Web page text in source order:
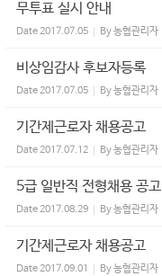
무투표 실시 안내
Date2017.07.05 By농협관리자
비상임감사 후보자등록
Date2017.07.05 By농협관리자
기간제근로자 채용공고
Date2017.07.12 By농협관리자
5급 일반직 전형채용 공고
Date2017.08.29 By농협관리자
기간제근로자 채용공고
Date2017.09.01 By농협관리자